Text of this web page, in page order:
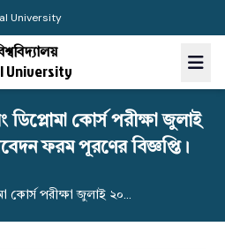
University
University
কোর্স পরীক্ষা জুলাই
ফরম পূরণের বিজ্ঞপ্তি।
পরীক্ষা জুলাই ২০...